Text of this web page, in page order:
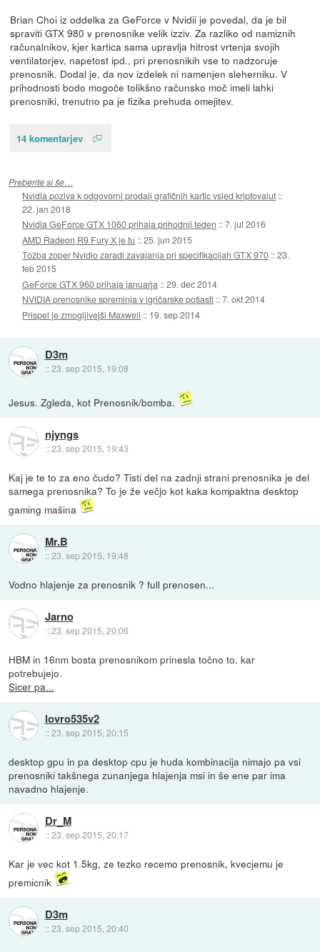
Brian Choi iz oddelka za GeForce v Nvidii je povedal, da je bil
spraviti GTX 980 v prenosnike velik izziv. Za razliko od namiznih
računalnikov, kjer kartica sama upravlja hitrost vrtenja svojih
ventilatorjev, napetost ipd., pri prenosnikih vse to nadzoruje
prenosnik. Dodal je, da nov izdelek ni namenjen sleherniku. V
prihodnosti bodo mogoče tolikšno računsko moč imeli lahki
prenosniki, trenutno pa je fizika prehuda omejitev.
14 komentarjev
Preberite si še…
Nvidia poziva k odgovorni prodaji grafičnih kartic vsled kriptovalut ::
22. jan 2018
Nvidia GeForce GTX 1060 prihaja prihodnji teden ::7. jul 2016
AMD Radeon R9 Fury X je tu ::25. jun 2015
Tožba zoper Nvidio zaradi zavajanja pri specifikacijah GTX 970 ::23.
feb 2015
GeForce GTX 960 prihaja januarja ::29. dec 2014
NVIDIA prenosnike spreminja v igričarske pošasti ::7. okt 2014
Prispel je zmogljivejši Maxwell :: 19. sep 2014
D3m
::23. sep 2015, 19:08
Jesus. Zgleda, kot Prenosnik/bomba.
njyngs
::23. sep 2015, 19:43
Kaj je te to za eno čudo? Tisti del na zadnji strani prenosnika je del
samega prenosnika? To je že večjo kot kaka kompaktna desktop
gaming mašina
Mr.B
::23. sep 2015, 19:48
Vodno hlajenje za prenosnik ? full prenosen...
Jarno
::23. sep 2015, 20:06
HBM in 16nm bosta prenosnikom prinesla točno to. kar
potrebujejo.
Sicer pa...
lovro535v2
::23. sep 2015, 20:15
desktop gpu in pa desktop cpu je huda kombinacija nimajo pa vsi
prenosniki takšnega zunanjega hlajenja msi in še ene par ima
navadno hlajenje.
Dr_M
::23. sep 2015, 20:17
Kar je vec kot 1.5kg, ze tezko recemo prenosnik, kvecjemu je
premicnik
D3m
::23. sep 2015, 20:40